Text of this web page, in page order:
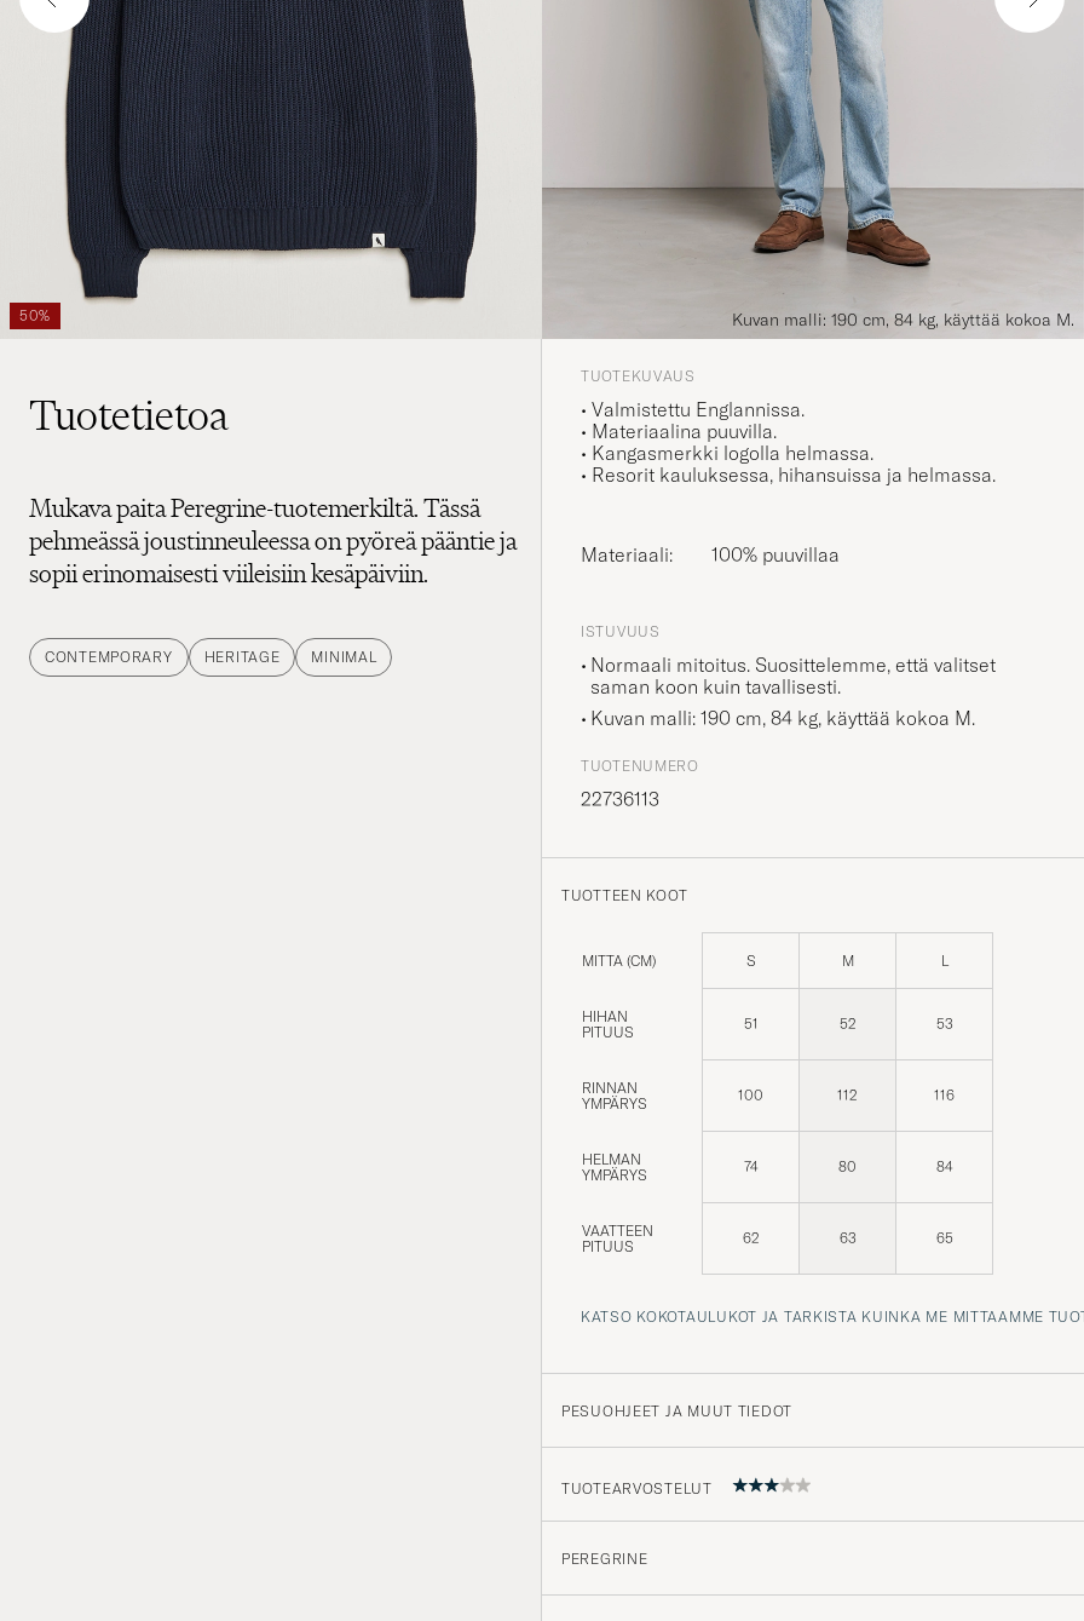
50% Kuvan malli: 190 cm, 84 kg, käyttää kokoa M.
Tuotetietoa
Mukava paita Peregrine-tuotemerkiltä. Tässä
pehmeässä joustinneuleessa on pyöreä pääntie ja
sopii erinomaisesti viileisiin kesäpäiviin.
CONTEMPORARY HERITAGE MINIMAL
TUOTEKUVAUS
• Valmistettu Englannissa.
• Materiaalina puuvilla.
• Kangasmerkki logolla helmassa.
• Resorit kauluksessa, hihansuissa ja helmassa.
Materiaali: 100% puuvillaa
ISTUVUUS
Normaali mitoitus. Suosittelemme, että valitset
saman koon kuin tavallisesti.
Kuvan malli: 190 cm, 84 kg, käyttää kokoa M.
TUOTENUMERO
22736113
TUOTTEEN KOOT
MITTA (CM) S M L
HIHAN
PITUUS
51 52 53
RINNAN
YMPÄRYS
100 112 116
HELMAN
YMPÄRYS
74 80 84
VAATTEEN
PITUUS
62 63 65
KATSO KOKOTAULUKOT JA TARKISTA KUINKA ME MITTAAMME
PESUOHJEET JA MUUT TIEDOT
TUOTEARVOSTELUT
PEREGRINE